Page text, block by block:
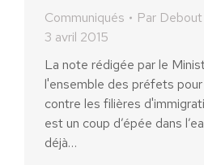
Communiqués Par
3 avril 2015
La note rédigée par le
l'ensemble des préfets
contre les filières
est un coup d’épée dans
déjà…